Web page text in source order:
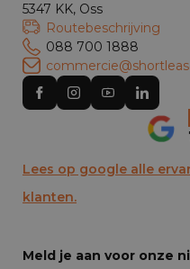
5347 KK, Oss
Routebeschrijving
088 700 1888
Lees op google alle
klanten.
Meld je aan voor onze